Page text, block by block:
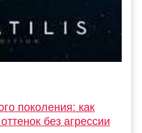
поколения: как
без агрессии